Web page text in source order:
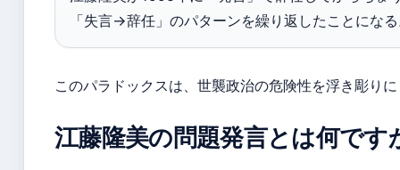
「失言→辞任」のパターンを繰り返したことにな
このパラドックスは、世襲政治の危険性を浮き彫り
江藤隆美の問題発言とは何です